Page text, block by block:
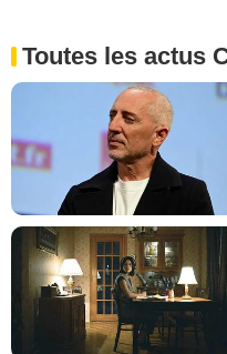
Toutes les actus